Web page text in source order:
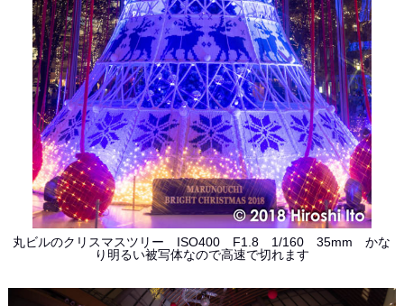
丸ビルのクリスマスツリー ISO400 F1.8 1/160 35mm かな
り明るい被写体なので高速で切れます